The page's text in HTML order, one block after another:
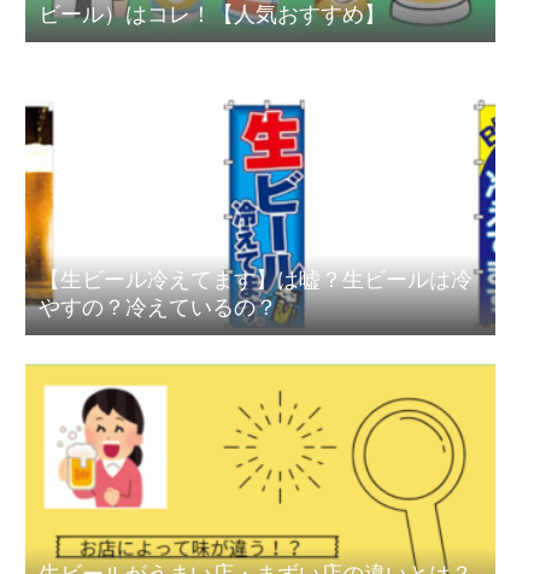
ビール）はコレ！【人気おすすめ】
【生ビール冷えてます】は嘘？生ビールは冷
やすの？冷えているの？